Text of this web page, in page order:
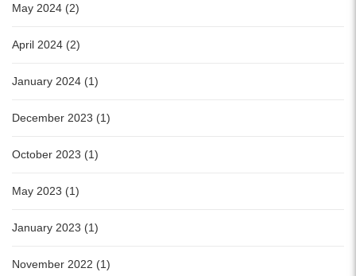
May 2024 (2)
April 2024 (2)
January 2024 (1)
December 2023 (1)
October 2023 (1)
May 2023 (1)
January 2023 (1)
November 2022 (1)